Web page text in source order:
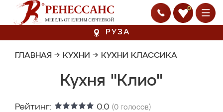
0
РУЗА
ГЛАВНАЯ → КУХНИ → КУХНИ КЛАССИКА
Кухня "Клио"
Рейтинг: 0.0 (0 голосов)